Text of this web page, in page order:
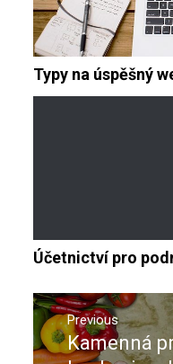
Typy na úspěšný
Účetnictví pro
Navigace
pro
příspěvek
Previous
Previous
Kamenná